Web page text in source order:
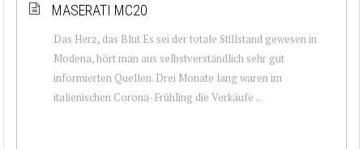
MASERATI MC20
Das Herz, das Blut Es sei der totale Stillstand gewesen in
Modena, hört man aus selbstverständlich sehr gut
informierten Quellen. Drei Monate lang waren im
italienischen Corona-Frühling die Verkäufe ...